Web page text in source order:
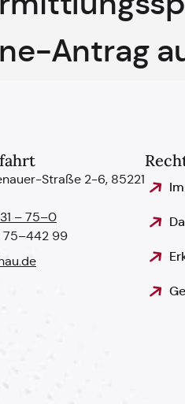
Antrag
Straße 2-6, 85221
– 75–0
75–442 99